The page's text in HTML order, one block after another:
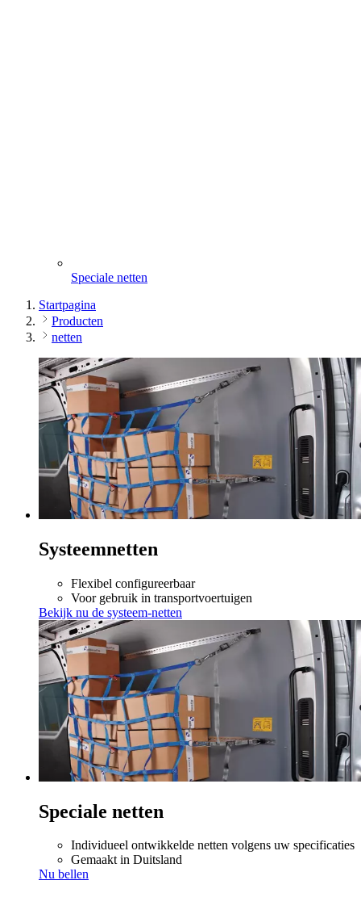
Speciale netten
Startpagina
Producten
netten
Systeemnetten
Flexibel configureerbaar
Voor gebruik in transportvoertuigen
Bekijk nu de systeem-netten
Speciale netten
Individueel ontwikkelde netten volgens uw specificaties
Gemaakt in Duitsland
Nu bellen